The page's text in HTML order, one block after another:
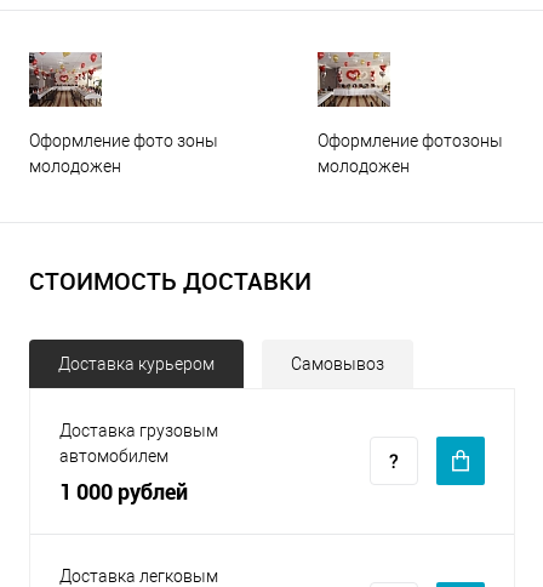
Оформление фото зоны
молодожен
Оформление фотозоны
молодожен
СТОИМОСТЬ ДОСТАВКИ
Доставка курьером Самовывоз
Доставка грузовым
автомобилем
1 000 рублей
Доставка легковым